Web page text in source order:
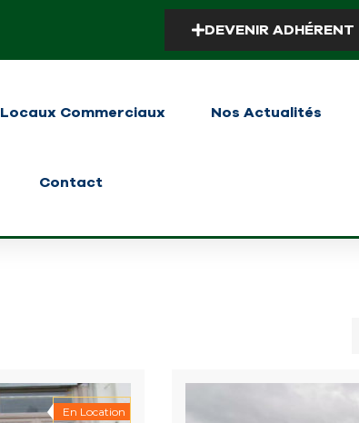
DEVENIR ADHÉRENT
Locaux Commerciaux Nos Actualités
Contact
En Location